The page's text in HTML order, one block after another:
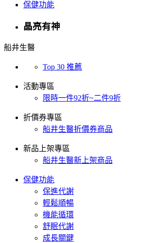
保健功能
晶亮有神
船井生醫
Top 30 推薦
活動專區
限時一件92折~二件9折
折價券專區
船井生醫折價券商品
新品上架專區
船井生醫新上架商品
保健功能
保進代謝
輕鬆順暢
機能循環
舒眠代謝
成長關鍵